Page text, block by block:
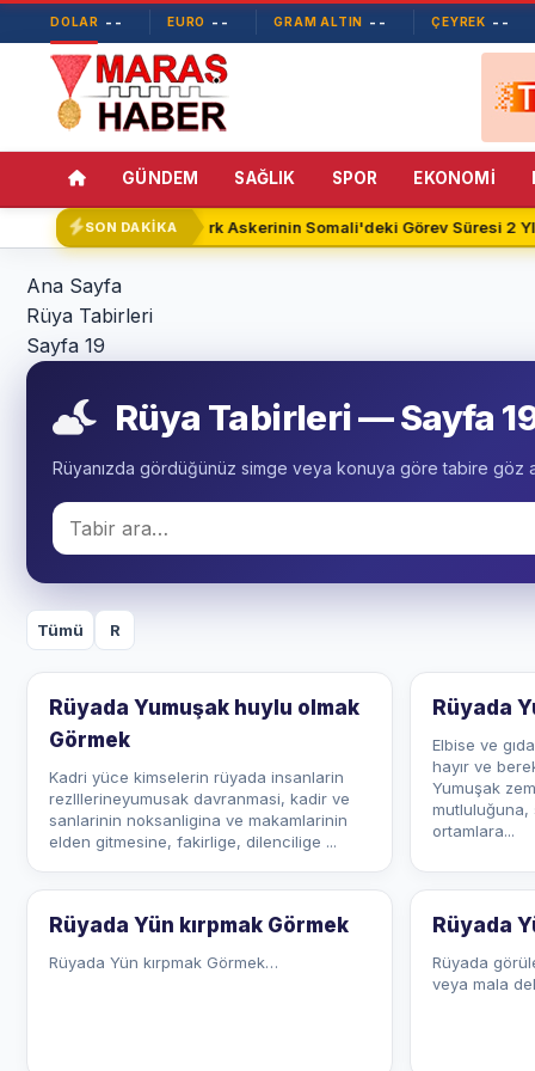
DOLAR -- EURO -- GRAM ALTIN -- ÇEYREK --
GÜNDEM SAĞLIK SPOR EKONOMİ
SON DAKİKA Türk Askerinin Somali'deki Görev Süresi 2 YIL
Ana Sayfa
Rüya Tabirleri
Sayfa 19
Rüya Tabirleri — Sayfa
Rüyanızda gördüğünüz simge veya konuya göre tabire göz
Tümü R
Rüyada Yumuşak huylu olmak
Görmek
Kadri yüce kimselerin rüyada insanlarin
rezlllerineyumusak davranmasi, kadir ve
sanlarinin noksanligina ve makamlarinin
elden gitmesine, fakirlige, dilencilige ...
Rüyada
Elbise ve
hayır ve
Yumuşak
mutluluğuna,
ortamlara...
Rüyada Yün kırpmak Görmek
Rüyada Yün kırpmak Görmek…
Rüyada
Rüyada
veya mala